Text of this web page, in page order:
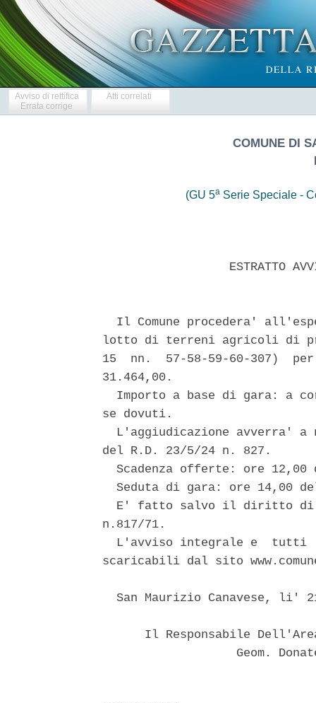
Avviso di rettifica
Errata corrige
Atti correlati
COMUNE DI
(GU 5a Serie Speciale -
ESTRATTO
Il Comune procedera'
lotto di terreni agricoli di
15  nn.  57-58-59-60-307)
31.464,00.
Importo a base di gara: a
se dovuti.
L'aggiudicazione avverra' a
del R.D. 23/5/24 n. 827.
Scadenza offerte: ore
Seduta di gara: ore 14,00
E' fatto salvo il diritto
n.817/71.
L'avviso integrale e  tutti
scaricabili dal sito
San Maurizio Canavese, li'
Il Responsabile
Geom.